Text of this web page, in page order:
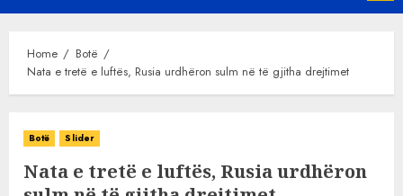
Menu
Home
Botë
Nata e tretë e luftës, Rusia urdhëron sulm në të gjitha drejtimet
Botë Slider
Nata e tretë e luftës, Rusia urdhëron